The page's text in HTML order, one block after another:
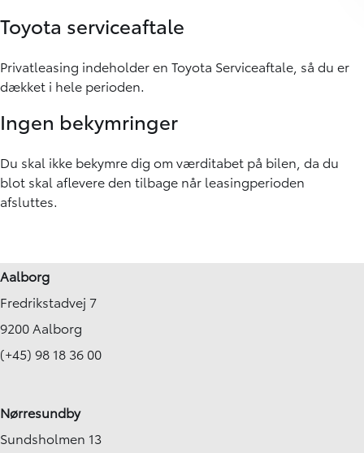
Toyota serviceaftale
Privatleasing indeholder en Toyota Serviceaftale, så du er
dækket i hele perioden.
Ingen bekymringer
Du skal ikke bekymre dig om værditabet på bilen, da du
blot skal aflevere den tilbage når leasingperioden
afsluttes.
Aalborg
Fredrikstadvej 7
9200 Aalborg
(+45) 98 18 36 00
Nørresundby
Sundsholmen 13